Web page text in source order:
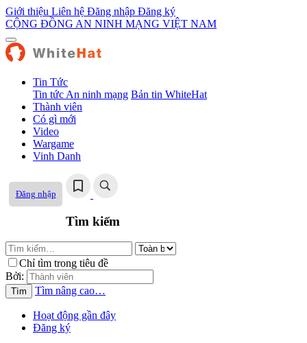
Giới thiệu Liên hệ Đăng nhập Đăng ký
CỘNG ĐỒNG AN NINH MẠNG VIỆT NAM
Tin Tức
Tin tức An ninh mạng Bản tin WhiteHat
Thành viên
Có gì mới
Video
Wargame
Vinh Danh
Đăng nhập
Tìm kiếm
Chỉ tìm trong tiêu đề
Bởi:
Tìm Tìm nâng cao…
Hoạt động gần đây
Đăng ký